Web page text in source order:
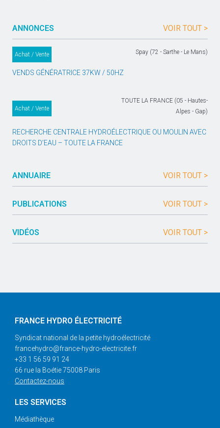
ANNONCES VOIR TOUT >
Achat / Vente Spay (72 - Sarthe - Le Mans)
VENDS GÉNÉRATRICE 37KW / 50HZ
Achat / Vente
TOUTE LA FRANCE (05 - Hautes-
Alpes - Gap)
RECHERCHE CENTRALE HYDROÉLECTRIQUE OU MOULIN AVEC
DROITS D’EAU – TOUTE LA FRANCE
ANNUAIRE VOIR TOUT >
PUBLICATIONS VOIR TOUT >
VIDÉOS VOIR TOUT >
FRANCE HYDRO ÉLECTRICITÉ
Syndicat national de la petite hydroélectricité
francehydro@france-hydro-electricite.fr
+33 1 56 59 91 24
66 rue la Boétie 75008 Paris
Contactez-nous
LES SERVICES
Médiathèque